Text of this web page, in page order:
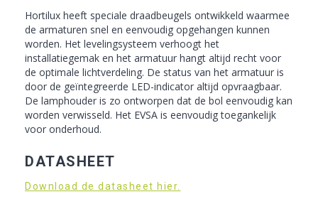
Hortilux heeft speciale draadbeugels ontwikkeld waarmee
de armaturen snel en eenvoudig opgehangen kunnen
worden. Het levelingsysteem verhoogt het
installatiegemak en het armatuur hangt altijd recht voor
de optimale lichtverdeling. De status van het armatuur is
door de geïntegreerde LED-indicator altijd opvraagbaar.
De lamphouder is zo ontworpen dat de bol eenvoudig kan
worden verwisseld. Het EVSA is eenvoudig toegankelijk
voor onderhoud.
DATASHEET
Download de datasheet hier.